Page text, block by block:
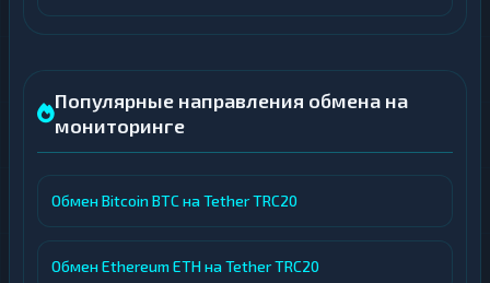
Популярные направления обмена на
мониторинге
Обмен Bitcoin BTC на Tether TRC20
Обмен Ethereum ETH на Tether TRC20